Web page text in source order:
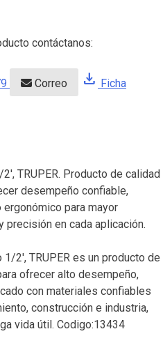
contáctanos:
Correo download Ficha
TRUPER. Producto de calidad
desempeño confiable,
para mayor
precisión en cada aplicación.
2′, TRUPER es un producto de
ofrecer alto desempeño,
con materiales confiables
construcción e industria,
vida útil. Codigo:13434